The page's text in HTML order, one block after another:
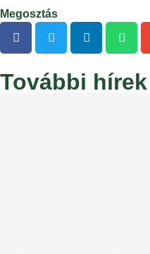
Megosztás
További hírek